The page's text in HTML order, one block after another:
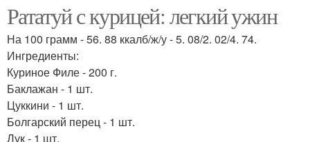
Рататуй с курицей: легкий ужин
На 100 грамм - 56. 88 ккалб/ж/у - 5. 08/2. 02/4. 74.
Ингредиенты:
Куриное Филе - 200 г.
Баклажан - 1 шт.
Цуккини - 1 шт.
Болгарский перец - 1 шт.
Лук - 1 шт.